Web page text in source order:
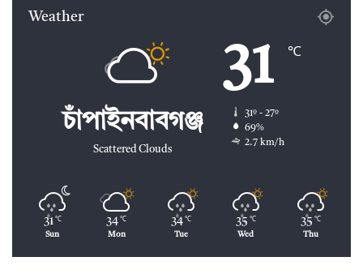
Weather
চাঁপাইনবাবগঞ্জ
Scattered Clouds
31 ℃
31º - 27º
69%
2.7 km/h
31 ℃
Sun
34 ℃
Mon
34 ℃
Tue
35 ℃
Wed
35 ℃
Thu